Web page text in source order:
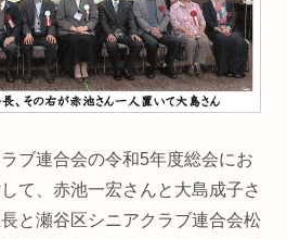
ブ連合会の令和5年度総会にお
て、赤池一宏さんと大島成子さ
と瀬谷区シニアクラブ連合会松